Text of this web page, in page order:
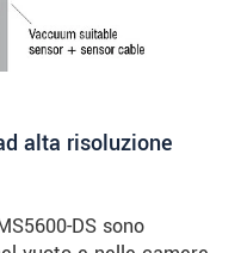
alta risoluzione
DS sono